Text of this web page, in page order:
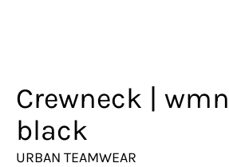
Crewneck | wmn |
black
URBAN TEAMWEAR